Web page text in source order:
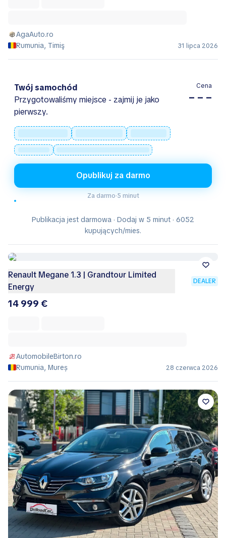
AgaAuto.ro
Rumunia, Timiş
31 lipca 2026
Twój samochód
Przygotowaliśmy miejsce - zajmij je jako
pierwszy.
Cena
– – –
Opublikuj za darmo
Za darmo·5 minut
Publikacja jest darmowa · Dodaj w 5 minut · 6052
kupujących/mies.
Renault Megane 1.3 | Grandtour Limited
Energy
DEALER
14 999 €
AutomobileBirton.ro
Rumunia, Mureș
28 czerwca 2026